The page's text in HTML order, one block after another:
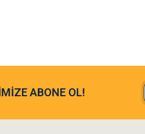
ve paketlemesine bayıldım
ABONE OL!